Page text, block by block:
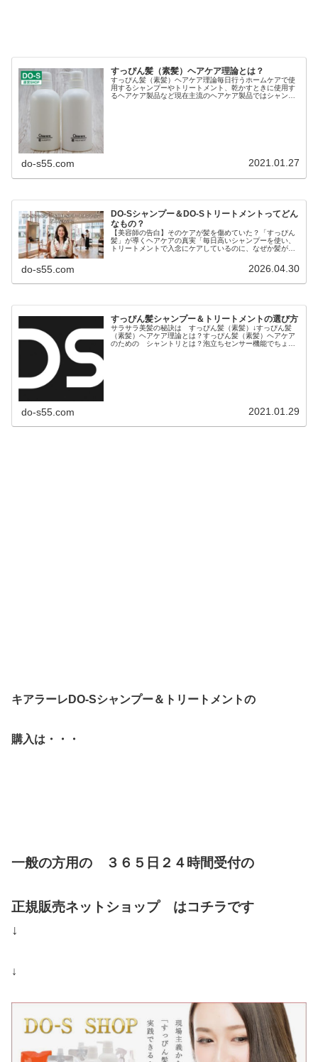
すっぴん髪（素髪）ヘアケア理論とは？
すっぴん髪（素髪）ヘアケア理論毎日行うホームケアで使
用するシャンプーやトリートメント、乾かすときに使用す
るヘアケア製品など現在主流のヘアケア製品ではシャンプ
do-s55.com 2021.01.27
DO-Sシャンプー＆DO-Sトリートメントってどん
なもの？
【美容師の告白】そのケアが髪を傷めていた？「すっぴん
髪」が導くヘアケアの真実「毎日高いシャンプーを使い、
トリートメントで入念にケアしているのに、なぜか髪がパ
do-s55.com 2026.04.30
すっぴん髪シャンプー＆トリートメントの選び方
サラサラ美髪の秘訣は すっぴん髪（素髪）↓すっぴん髪
（素髪）ヘアケア理論とは？すっぴん髪（素髪）ヘアケア
のための シャントリとは？泡立ちセンサー機能でちょう
do-s55.com 2021.01.29
キアラーレDO-Sシャンプー＆トリートメントの
購入は・・・
一般の方用の ３６５日２４時間受付の
正規販売ネットショップ はコチラです
↓
↓